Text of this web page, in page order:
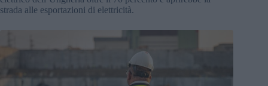
strada alle esportazioni di elettricità.